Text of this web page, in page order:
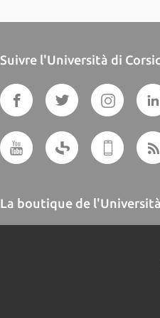
Suivre l'Università di
La boutique de l'Università